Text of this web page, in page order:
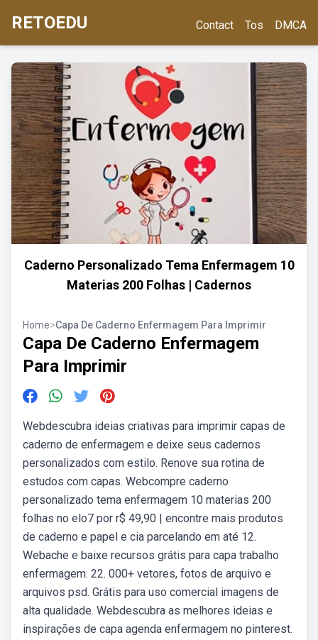
RETOEDU Contact Tos DMCA
Caderno Personalizado Tema Enfermagem 10
Materias 200 Folhas | Cadernos
Home>Capa De Caderno Enfermagem Para Imprimir
Capa De Caderno Enfermagem
Para Imprimir
Webdescubra ideias criativas para imprimir capas de
caderno de enfermagem e deixe seus cadernos
personalizados com estilo. Renove sua rotina de
estudos com capas. Webcompre caderno
personalizado tema enfermagem 10 materias 200
folhas no elo7 por r$ 49,90 | encontre mais produtos
de caderno e papel e cia parcelando em até 12.
Webache e baixe recursos grátis para capa trabalho
enfermagem. 22. 000+ vetores, fotos de arquivo e
arquivos psd. Grátis para uso comercial imagens de
alta qualidade. Webdescubra as melhores ideias e
inspirações de capa agenda enfermagem no pinterest.